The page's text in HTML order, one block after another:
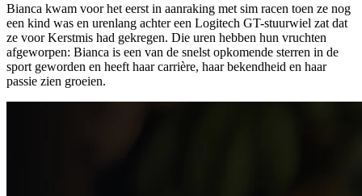
Bianca kwam voor het eerst in aanraking met sim racen toen ze nog
een kind was en urenlang achter een Logitech GT-stuurwiel zat dat
ze voor Kerstmis had gekregen. Die uren hebben hun vruchten
afgeworpen: Bianca is een van de snelst opkomende sterren in de
sport geworden en heeft haar carrière, haar bekendheid en haar
passie zien groeien.